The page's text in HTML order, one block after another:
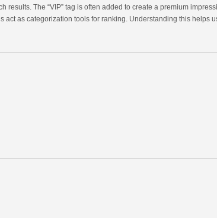
The “VIP” tag is often added to create a premium
act as categorization tools for ranking. Understanding this helps